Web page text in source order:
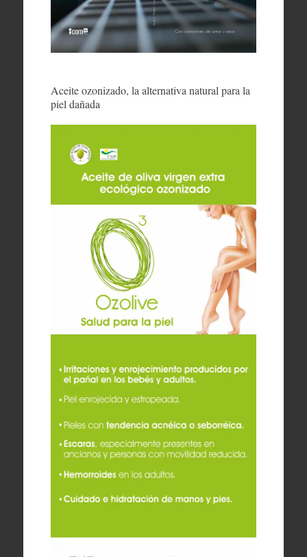
Aceite ozonizado, la alternativa natural para la
piel dañada